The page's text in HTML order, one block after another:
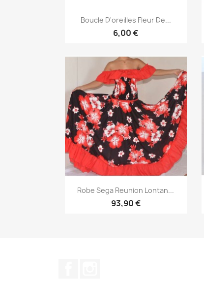
 Aperçu rapide
Boucle D'oreilles Fleur De...
6,00 €
Aperçu rapide
Robe Sega Reunion Lontan...
93,90 €